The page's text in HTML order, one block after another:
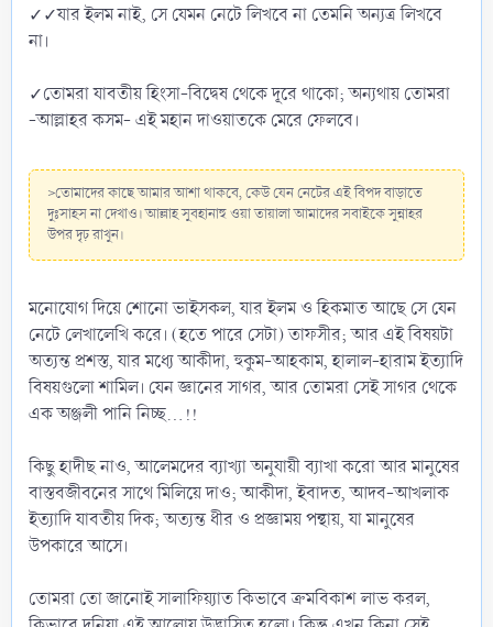
✓✓যার ইলম নাই, সে যেমন নেটে লিখবে না তেমনি অন্যত্র লিখবে
না।
✓তোমরা যাবতীয় হিংসা-বিদ্বেষ থেকে দূরে থাকো; অন্যথায় তোমরা
-আল্লাহর কসম- এই মহান দাওয়াতকে মেরে ফেলবে।
>তোমাদের কাছে আমার আশা থাকবে, কেউ যেন নেটের এই বিপদ বাড়াতে
দুঃসাহস না দেখাও। আল্লাহ সুবহানাহু ওয়া তায়ালা আমাদের সবাইকে সুন্নাহর
উপর দৃঢ় রাখুন।
মনোযোগ দিয়ে শোনো ভাইসকল, যার ইলম ও হিকমাত আছে সে যেন
নেটে লেখালেখি করে। (হতে পারে সেটা) তাফসীর; আর এই বিষয়টা
অত্যন্ত প্রশস্ত, যার মধ্যে আকীদা, হুকুম-আহকাম, হালাল-হারাম ইত্যাদি
বিষয়গুলো শামিল। যেন জ্ঞানের সাগর, আর তোমরা সেই সাগর থেকে
এক অঞ্জলী পানি নিচ্ছ...!!
কিছু হাদীছ নাও, আলেমদের ব্যাখ্যা অনুযায়ী ব্যাখা করো আর মানুষের
বাস্তবজীবনের সাথে মিলিয়ে দাও; আকীদা, ইবাদত, আদব-আখলাক
ইত্যাদি যাবতীয় দিক; অত্যন্ত ধীর ও প্রজ্ঞাময় পন্থায়, যা মানুষের
উপকারে আসে।
তোমরা তো জানোই সালাফিয়্যাত কিভাবে ক্রমবিকাশ লাভ করল,